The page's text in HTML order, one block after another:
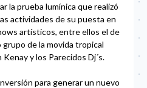
la prueba lumínica que realizó
actividades de su puesta en
artísticos, entre ellos el de
de la movida tropical
y los Parecidos Dj´s.
para generar un nuevo